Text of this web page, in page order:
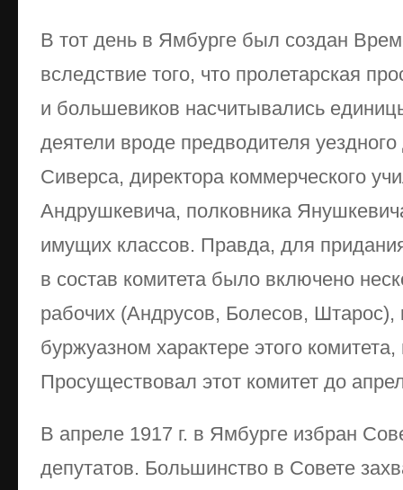
В тот день в Ямбурге был создан
вследствие того, что пролетарская
и большевиков насчитывались
деятели вроде предводителя
Сиверса, директора коммерческого
Андрушкевича, полковника
имущих классов. Правда, для
в состав комитета было включено
рабочих (Андрусов, Болесов,
буржуазном характере этого
Просуществовал этот комитет до
В апреле 1917 г. в Ямбурге избран
депутатов. Большинство в Совете